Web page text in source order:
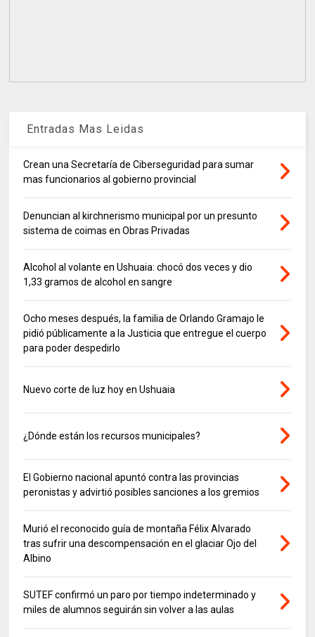
Entradas Mas Leidas
Crean una Secretaría de Ciberseguridad para sumar
mas funcionarios al gobierno provincial
Denuncian al kirchnerismo municipal por un presunto
sistema de coimas en Obras Privadas
Alcohol al volante en Ushuaia: chocó dos veces y dio
1,33 gramos de alcohol en sangre
Ocho meses después, la familia de Orlando Gramajo le
pidió públicamente a la Justicia que entregue el cuerpo
para poder despedirlo
Nuevo corte de luz hoy en Ushuaia
¿Dónde están los recursos municipales?
El Gobierno nacional apuntó contra las provincias
peronistas y advirtió posibles sanciones a los gremios
Murió el reconocido guía de montaña Félix Alvarado
tras sufrir una descompensación en el glaciar Ojo del
Albino
SUTEF confirmó un paro por tiempo indeterminado y
miles de alumnos seguirán sin volver a las aulas